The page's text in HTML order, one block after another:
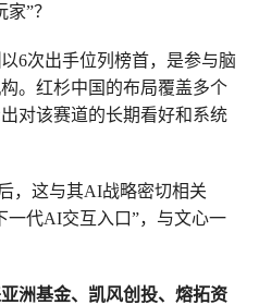
”？
以6次出手位列榜首，是参与脑
。红杉中国的布局覆盖多个
对该赛道的长期看好和系统
，这与其AI战略密切相关
代AI交互入口”，与文心一
洲基金、凯风创投、熔拓资